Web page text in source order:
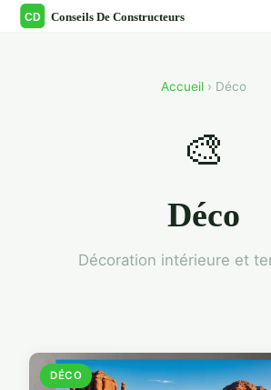
Accueil › Déco
🎨
Déco
Décoration intérieure et
DÉCO